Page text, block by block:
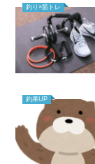
釣り×筋トレ
釣果UP